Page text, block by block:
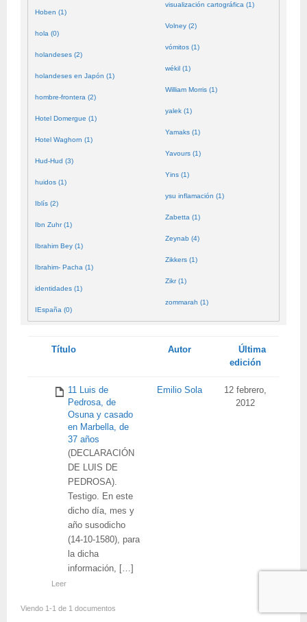
Hoben (1)
hola (0)
holandeses (2)
holandeses en Japón (1)
hombre-frontera (2)
Hotel Domergue (1)
Hotel Waghorn (1)
Hud-Hud (3)
huidos (1)
Iblís (2)
Ibn Zuhr (1)
Ibrahim Bey (1)
Ibrahim- Pacha (1)
identidades (1)
IEspaña (0)
visualización cartográfica (1)
Volney (2)
vómitos (1)
wékil (1)
William Morris (1)
yalek (1)
Yamaks (1)
Yavours (1)
Yins (1)
ysu inflamación (1)
Zabetta (1)
Zeynab (4)
Zikkers (1)
Zikr (1)
zommarah (1)
Tienes
Título Autor
Última
edición
11 Luis de
Pedrosa, de
Osuna y casado
en Marbella, de
37 años
(DECLARACIÓN
DE LUIS DE
PEDROSA).
Testigo. En este
dicho día, mes y
año susodicho
(14-10-1580), para
la dicha
información, […]
Leer
Emilio Sola
12 febrero,
2012
Viendo 1-1 de 1 documentos